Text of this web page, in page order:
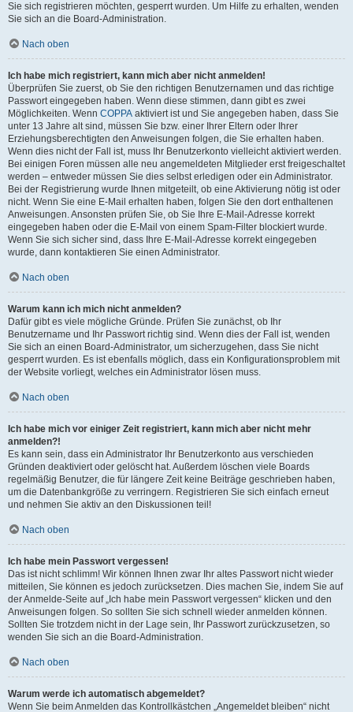
Sie sich registrieren möchten, gesperrt wurden. Um Hilfe zu erhalten, wenden
Sie sich an die Board-Administration.
Nach oben
Ich habe mich registriert, kann mich aber nicht anmelden!
Überprüfen Sie zuerst, ob Sie den richtigen Benutzernamen und das richtige
Passwort eingegeben haben. Wenn diese stimmen, dann gibt es zwei
Möglichkeiten. Wenn COPPA aktiviert ist und Sie angegeben haben, dass Sie
unter 13 Jahre alt sind, müssen Sie bzw. einer Ihrer Eltern oder Ihrer
Erziehungsberechtigten den Anweisungen folgen, die Sie erhalten haben.
Wenn dies nicht der Fall ist, muss Ihr Benutzerkonto vielleicht aktiviert werden.
Bei einigen Foren müssen alle neu angemeldeten Mitglieder erst freigeschaltet
werden – entweder müssen Sie dies selbst erledigen oder ein Administrator.
Bei der Registrierung wurde Ihnen mitgeteilt, ob eine Aktivierung nötig ist oder
nicht. Wenn Sie eine E-Mail erhalten haben, folgen Sie den dort enthaltenen
Anweisungen. Ansonsten prüfen Sie, ob Sie Ihre E-Mail-Adresse korrekt
eingegeben haben oder die E-Mail von einem Spam-Filter blockiert wurde.
Wenn Sie sich sicher sind, dass Ihre E-Mail-Adresse korrekt eingegeben
wurde, dann kontaktieren Sie einen Administrator.
Nach oben
Warum kann ich mich nicht anmelden?
Dafür gibt es viele mögliche Gründe. Prüfen Sie zunächst, ob Ihr
Benutzername und Ihr Passwort richtig sind. Wenn dies der Fall ist, wenden
Sie sich an einen Board-Administrator, um sicherzugehen, dass Sie nicht
gesperrt wurden. Es ist ebenfalls möglich, dass ein Konfigurationsproblem mit
der Website vorliegt, welches ein Administrator lösen muss.
Nach oben
Ich habe mich vor einiger Zeit registriert, kann mich aber nicht mehr
anmelden?!
Es kann sein, dass ein Administrator Ihr Benutzerkonto aus verschieden
Gründen deaktiviert oder gelöscht hat. Außerdem löschen viele Boards
regelmäßig Benutzer, die für längere Zeit keine Beiträge geschrieben haben,
um die Datenbankgröße zu verringern. Registrieren Sie sich einfach erneut
und nehmen Sie aktiv an den Diskussionen teil!
Nach oben
Ich habe mein Passwort vergessen!
Das ist nicht schlimm! Wir können Ihnen zwar Ihr altes Passwort nicht wieder
mitteilen, Sie können es jedoch zurücksetzen. Dies machen Sie, indem Sie auf
der Anmelde-Seite auf „Ich habe mein Passwort vergessen“ klicken und den
Anweisungen folgen. So sollten Sie sich schnell wieder anmelden können.
Sollten Sie trotzdem nicht in der Lage sein, Ihr Passwort zurückzusetzen, so
wenden Sie sich an die Board-Administration.
Nach oben
Warum werde ich automatisch abgemeldet?
Wenn Sie beim Anmelden das Kontrollkästchen „Angemeldet bleiben“ nicht